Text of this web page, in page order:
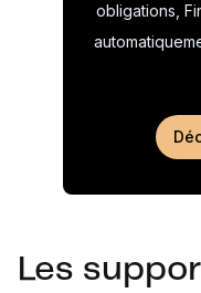
obligations,
Les